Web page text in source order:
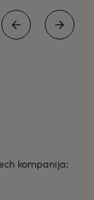
kompanija: